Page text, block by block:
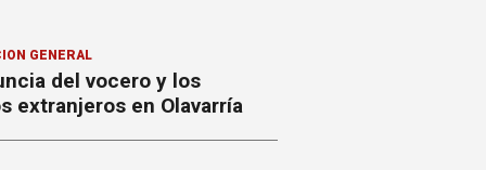
GENERAL
del vocero y los
extranjeros en Olavarría